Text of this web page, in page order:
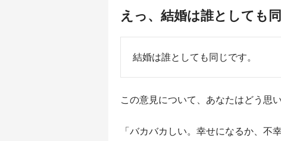
えっ、結婚は誰としても
結婚は誰としても同じです。
この意見について、あなたはどう思
「バカバカしい。幸せになるか、不